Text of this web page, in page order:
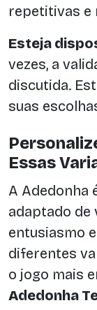
repetitivas e
Esteja
vezes, a
discutida.
suas
Essas
A Adedonha
adaptado
entusiasmo
diferentes
o jogo mais
Adedonha